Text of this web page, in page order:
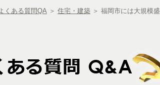
くある質問QA ＞ 住宅・建築 ＞ 福岡市には大規模